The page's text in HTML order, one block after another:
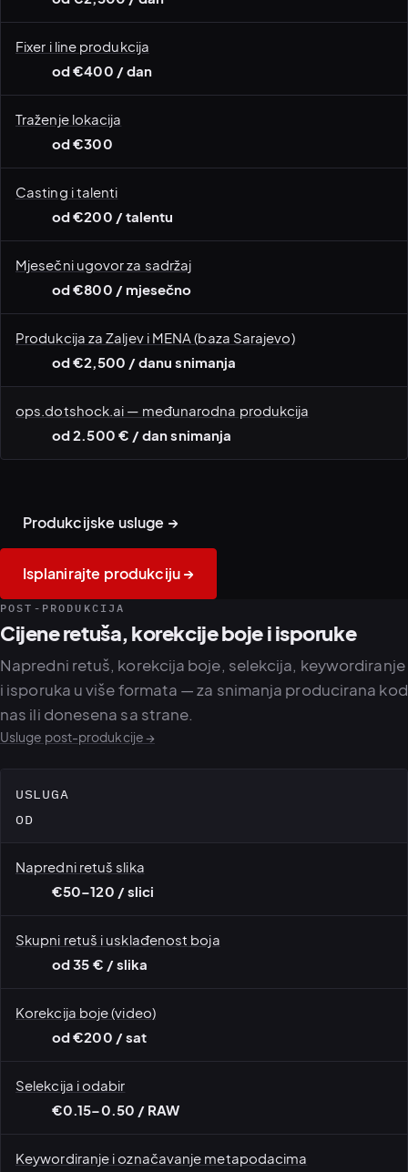
Fixer i line produkcija
od €400 / dan
Traženje lokacija
od €300
Casting i talenti
od €200 / talentu
Mjesečni ugovor za sadržaj
od €800 / mjesečno
Produkcija za Zaljev i MENA (baza Sarajevo)
od €2,500 / danu snimanja
ops.dotshock.ai — međunarodna produkcija
od 2.500 € / dan snimanja
Lokacije na Balkanu ·
izviđanje iz zraka
Produkcija za Zaljev i
MENA
Produkcijske usluge →
Isplanirajte produkciju →
POST-PRODUKCIJA
Cijene retuša, korekcije boje i isporuke
Napredni retuš, korekcija boje, selekcija, keywordiranje
i isporuka u više formata — za snimanja producirana kod
nas ili donesena sa strane.
Usluge post-produkcije →
USLUGA
OD
Napredni retuš slika
€50–120 / slici
Skupni retuš i usklađenost boja
od 35 € / slika
Korekcija boje (video)
od €200 / sat
Selekcija i odabir
€0.15–0.50 / RAW
Keywordiranje i označavanje metapodacima